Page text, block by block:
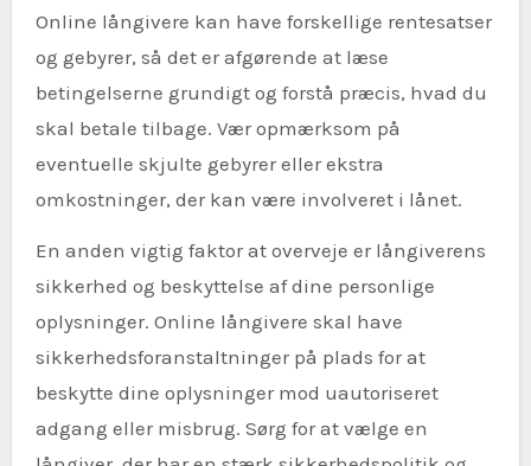
Online långivere kan have forskellige rentesatser
og gebyrer, så det er afgørende at læse
betingelserne grundigt og forstå præcis, hvad du
skal betale tilbage. Vær opmærksom på
eventuelle skjulte gebyrer eller ekstra
omkostninger, der kan være involveret i lånet.
En anden vigtig faktor at overveje er långiverens
sikkerhed og beskyttelse af dine personlige
oplysninger. Online långivere skal have
sikkerhedsforanstaltninger på plads for at
beskytte dine oplysninger mod uautoriseret
adgang eller misbrug. Sørg for at vælge en